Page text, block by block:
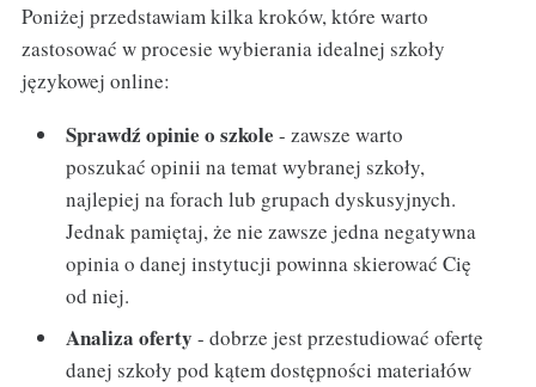
Poniżej przedstawiam kilka kroków, które warto
zastosować w procesie wybierania idealnej szkoły
językowej online:
Sprawdź opinie o szkole - zawsze warto
poszukać opinii na temat wybranej szkoły,
najlepiej na forach lub grupach dyskusyjnych.
Jednak pamiętaj, że nie zawsze jedna negatywna
opinia o danej instytucji powinna skierować Cię
od niej.
Analiza oferty - dobrze jest przestudiować ofertę
danej szkoły pod kątem dostępności materiałów